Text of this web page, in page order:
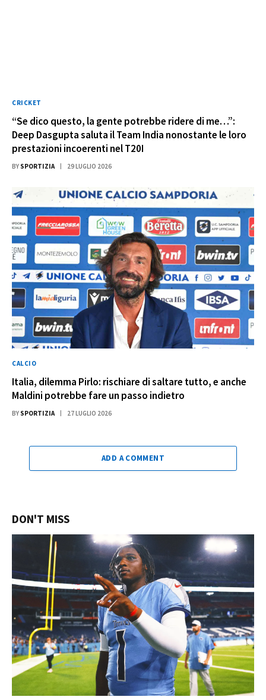
CRICKET
“Se dico questo, la gente potrebbe ridere di me…”:
Deep Dasgupta saluta il Team India nonostante le loro
prestazioni incoerenti nel T20I
BY SPORTIZIA 29 LUGLIO 2026
CALCIO
Italia, dilemma Pirlo: rischiare di saltare tutto, e anche
Maldini potrebbe fare un passo indietro
BY SPORTIZIA 27 LUGLIO 2026
ADD A COMMENT
DON'T MISS